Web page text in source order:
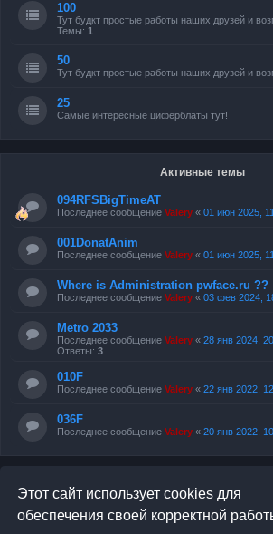
Этот сайт использует cookies для
обеспечения своей корректной
100
Тут будкт простые работы наших друзей и
Темы: 1
50
Тут будкт простые работы наших друзей и
25
Самые интересные циферблаты тут!
Активные темы
094RFSBigTimeAT
Последнее сообщение Valery « 01 июн 2025,
001DonatAnim
Последнее сообщение Valery « 01 июн 2025,
Where is Administration pwface.ru ??
Последнее сообщение Valery « 03 фев 2024,
Metro 2033
Последнее сообщение Valery « 28 янв 2024,
Ответы: 3
010F
Последнее сообщение Valery « 22 янв 2022,
036F
Последнее сообщение Valery « 20 янв 2022,